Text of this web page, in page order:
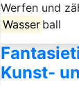
Werfen und
Wasser ball
Kunst-